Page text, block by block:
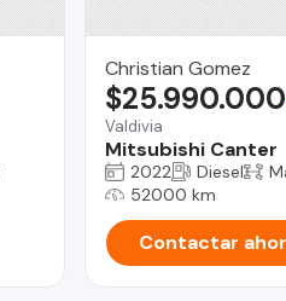
Christian Gomez
Valdivia
Mitsubishi Canter
$25.990.000
2022 Diesel
52000 km
Contactar